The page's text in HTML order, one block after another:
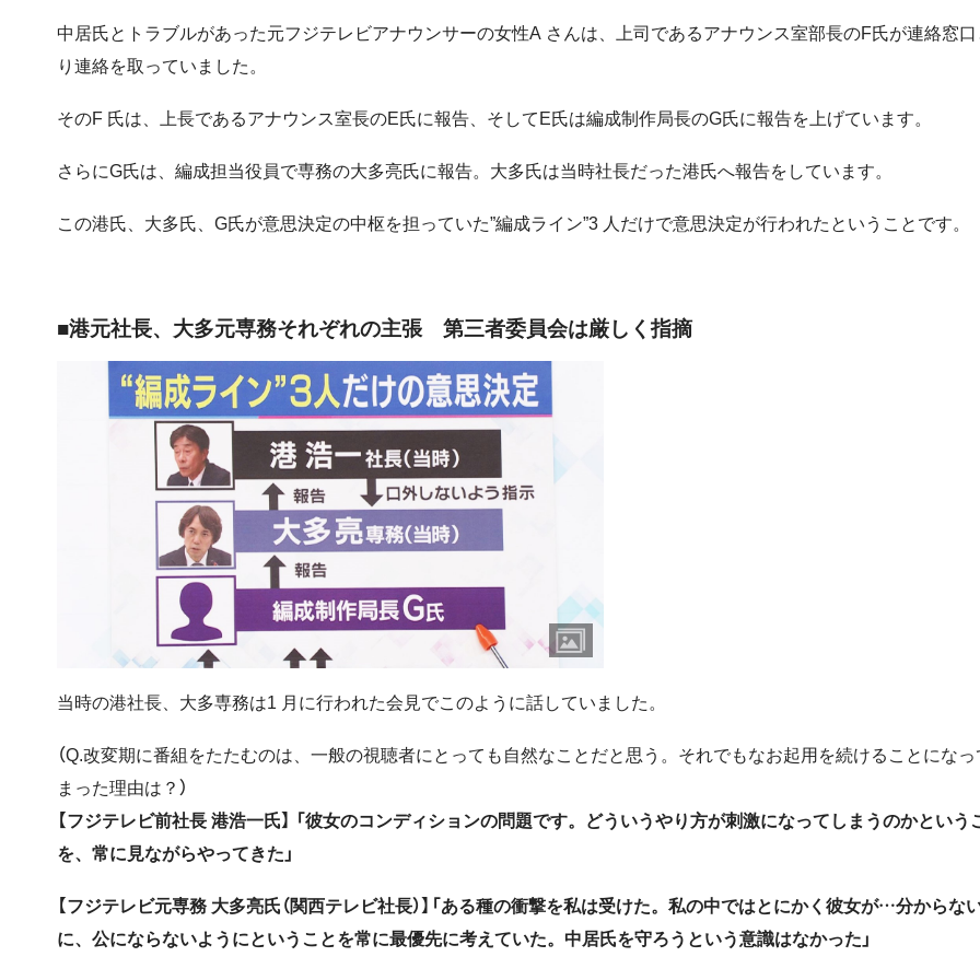
中居氏とトラブルがあった元フジテレビアナウンサーの女性A さんは、上司であるアナウンス室部長のF氏が連絡窓
り連絡を取っていました。
そのF 氏は、上長であるアナウンス室長のE氏に報告、そしてE氏は編成制作局長のG氏に報告を上げています。
さらにG氏は、編成担当役員で専務の大多亮氏に報告。大多氏は当時社長だった港氏へ報告をしています。
この港氏、大多氏、G氏が意思決定の中枢を担っていた”編成ライン”3 人だけで意思決定が行われたということです。
■港元社長、大多元専務それぞれの主張 第三者委員会は厳しく指摘
当時の港社長、大多専務は1 月に行われた会見でこのように話していました。
（Q.改変期に番組をたたむのは、一般の視聴者にとっても自然なことだと思う。それでもなお起用を続けることにな
まった理由は？）
【フジテレビ前社長 港浩一氏】 「彼女のコンディションの問題です。どういうやり方が刺激になってしまうのかという
を、常に見ながらやってきた」
【フジテレビ元専務 大多亮氏（関西テレビ社長）】「ある種の衝撃を私は受けた。私の中ではとにかく彼女が…分からな
に、公にならないようにということを常に最優先に考えていた。中居氏を守ろうという意識はなかった」